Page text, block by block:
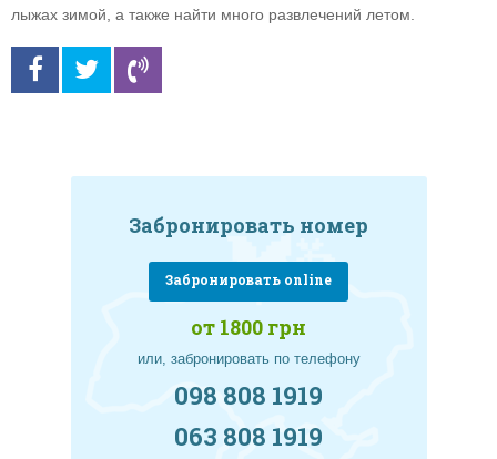
лыжах зимой, а также найти много развлечений летом.
Забронировать номер
Забронировать online
от 1800 грн
или, забронировать по телефону
098 808 1919
063 808 1919